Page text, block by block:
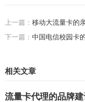
经常看直播的年轻人、或
通过你的专属链接成功办
应的佣金收益。
答：在进行号卡推广的过
手机、平板、随身WiFi等
上一篇： 移动大流量卡的
下一篇： 中国电信校园卡
相关文章
流量卡代理的品牌